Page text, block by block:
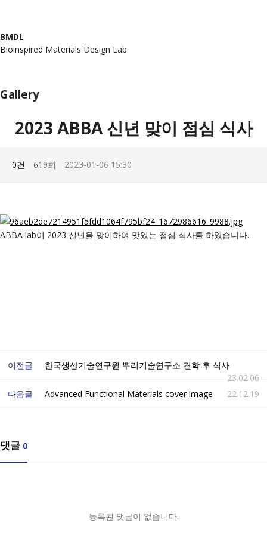
BMDL
Bioinspired Materials Design Lab
Gallery
2023 ABBA 신년 맞이 점심 식사
0건 619회 2023-01-06 15:30
ABBA lab이 2023 신년을 맞이하여 맛있는 점심 식사를 하였습니다.
이전글
한국생산기술연구원 뿌리기술연구소 견학 후 식사
23.02.06
다음글
Advanced Functional Materials cover image 22.12.19
댓글 0
등록된 댓글이 없습니다.